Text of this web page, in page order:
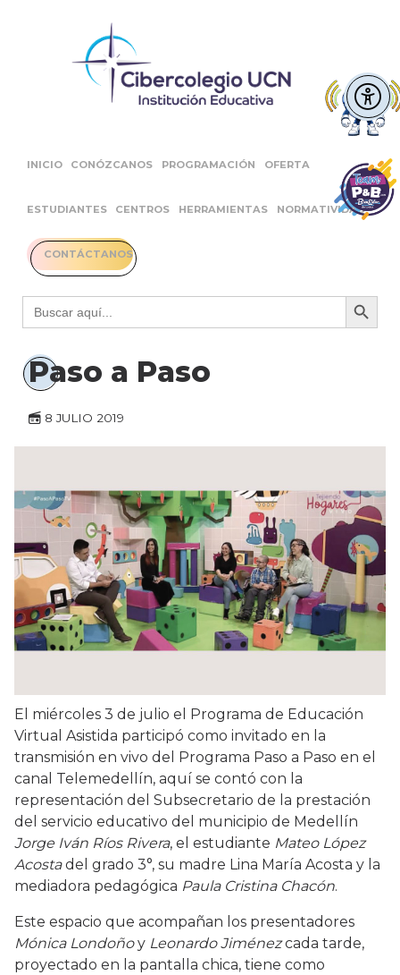
INICIO CONÓZCANOS PROGRAMACIÓN OFERTA
ESTUDIANTES CENTROS HERRAMIENTAS NORMATIVIDAD
CONTÁCTANOS
Buscar: Botón
Paso a Paso
8 JULIO 2019
El miércoles 3 de julio el Programa de Educación
Virtual Asistida participó como invitado en la
transmisión en vivo del Programa Paso a Paso en el
canal Telemedellín, aquí se contó con la
representación del Subsecretario de la prestación
del servicio educativo del municipio de Medellín
Jorge Iván Ríos Rivera, el estudiante Mateo López
Acostadel grado 3°, su madre Lina María Acosta y la
mediadora pedagógica Paula Cristina Chacón.
Este espacio que acompañan los presentadores
Mónica Londoñoy Leonardo Jiménezcada tarde,
proyectado en la pantalla chica, tiene como